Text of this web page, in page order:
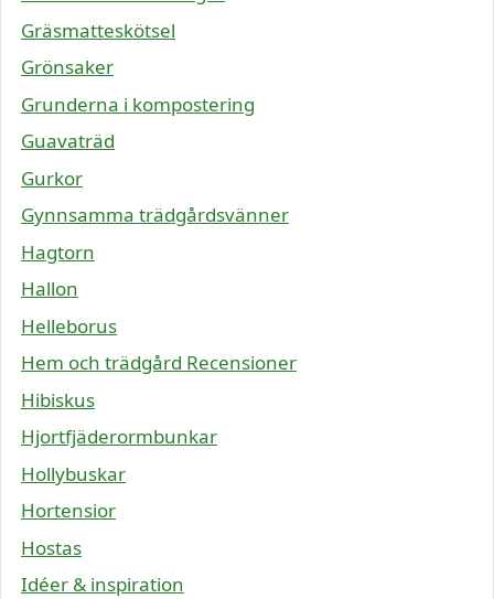
Gräsmatteskötsel
Grönsaker
Grunderna i kompostering
Guavaträd
Gurkor
Gynnsamma trädgårdsvänner
Hagtorn
Hallon
Helleborus
Hem och trädgård Recensioner
Hibiskus
Hjortfjäderormbunkar
Hollybuskar
Hortensior
Hostas
Idéer & inspiration